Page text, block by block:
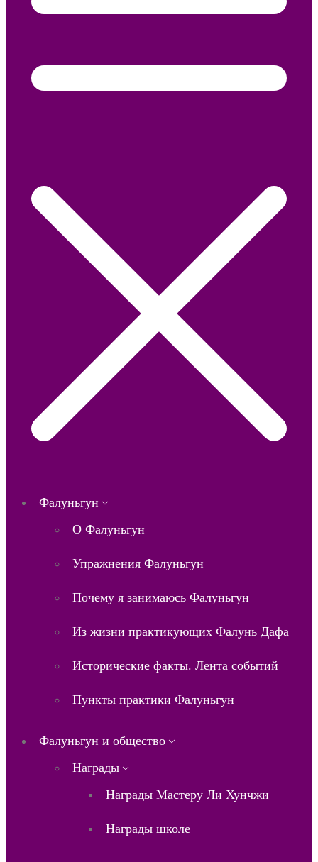
Фалуньгун
О Фалуньгун
Упражнения Фалуньгун
Почему я занимаюсь Фалуньгун
Из жизни практикующих Фалунь Дафа
Исторические факты. Лента событий
Пункты практики Фалуньгун
Фалуньгун и общество
Награды
Награды Мастеру Ли Хунчжи
Награды школе